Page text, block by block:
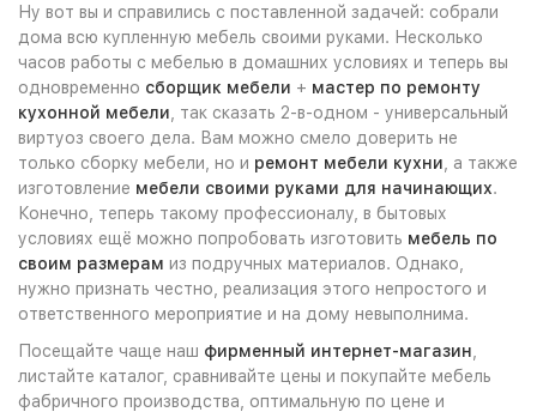
Ну вот вы и справились с поставленной задачей: собрали
дома всю купленную мебель своими руками. Несколько
часов работы с мебелью в домашних условиях и теперь вы
одновременно сборщик мебели + мастер по ремонту
кухонной мебели , так сказать 2-в-одном - универсальный
виртуоз своего дела. Вам можно смело доверить не
только сборку мебели, но и ремонт мебели кухни , а также
изготовление мебели своими руками для начинающих.
Конечно, теперь такому профессионалу, в бытовых
условиях ещё можно попробовать изготовить мебель по
своим размерам из подручных материалов. Однако,
нужно признать честно, реализация этого непростого и
ответственного мероприятие и на дому невыполнима.
Посещайте чаще наш фирменный интернет-магазин
листайте каталог, сравнивайте цены и покупайте мебель
фабричного производства, оптимальную по цене и